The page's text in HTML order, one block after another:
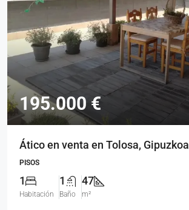
195.000 €
Ático en venta en Tolosa, Gipuzkoa
PISOS
1
Habitación
1
Baño
47
m²